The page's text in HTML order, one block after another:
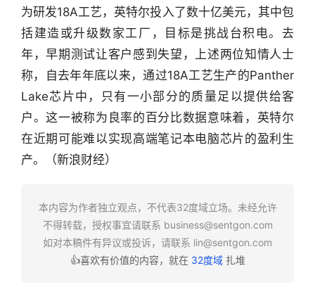
行
业
快
报
资
为研发18A工艺，英特尔投入了数十亿美元，其中包
括建造或升级数家工厂，目标是挑战台积电。去
年，早期测试让客户感到失望，上述两位知情人士
称，自去年年底以来，通过18A工艺生产的Panther
Lake芯片中，只有一小部分的质量足以提供给客
户。这一被称为良率的百分比数据意味着，英特尔
在近期可能难以实现高端笔记本电脑芯片的盈利生
产。（新浪财经）
本内容为作者独立观点，不代表32度域立场。未经允许
不得转载，授权事宜请联系 business@sentgon.com
如对本稿件有异议或投诉，请联系 lin@sentgon.com
👍喜欢有价值的内容，就在 32度域扎堆